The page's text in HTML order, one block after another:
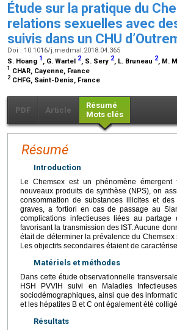
Étude sur la pratique du
relations sexuelles avec
suivis dans un CHU
Doi : 10.1016/j.medmal.2018.04.365
S. Hoang 1 , G. Wartel 2, S. Sery 2, L. Bruneau 2, M.
1 CHAR, Cayenne, France
2 CHFG, Saint-Denis, France
PDF Article
Résumé
Mots clés
Résumé
Introduction
Le Chemsex est un phénomène
nouveaux produits de synthèse (NPS), on
consommation de substances illicites et
graves, a fortiori en cas de passage au
complications infectieuses liées au
favorisant la transmission des IST. Aucune
était de déterminer la prévalence du
Les objectifs secondaires étaient de
Matériels et méthodes
Dans cette étude observationnelle
HSH PVVIH suivi en Maladies
sociodémographiques, ainsi que des
et les hépatites B et C ont également été
Résultats